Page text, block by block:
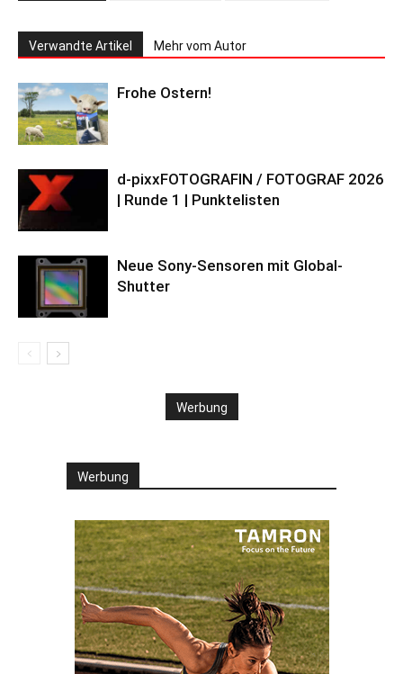
Verwandte Artikel Mehr vom Autor
Frohe Ostern!
d-pixxFOTOGRAFIN / FOTOGRAF 2026
| Runde 1 | Punktelisten
Neue Sony-Sensoren mit Global-
Shutter
Werbung
Werbung